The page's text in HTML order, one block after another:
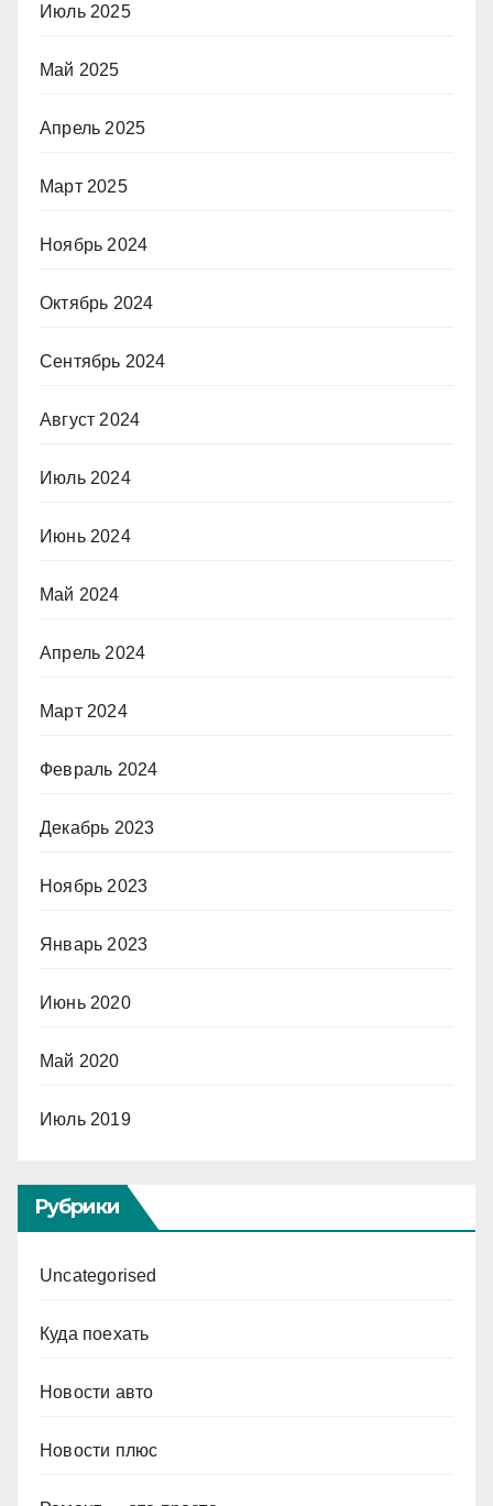
Июль 2025
Май 2025
Апрель 2025
Март 2025
Ноябрь 2024
Октябрь 2024
Сентябрь 2024
Август 2024
Июль 2024
Июнь 2024
Май 2024
Апрель 2024
Март 2024
Февраль 2024
Декабрь 2023
Ноябрь 2023
Январь 2023
Июнь 2020
Май 2020
Июль 2019
Рубрики
Uncategorised
Куда поехать
Новости авто
Новости плюс